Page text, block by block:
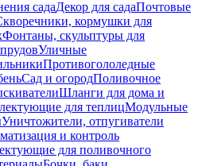
садаДекор для садаПочтовые
кормушки для
Фонтаны, скульптуры для
Уличные
Противогололедные
Сад и огородПоливочное
Шланги для дома и
для теплицМодульные
Уничтожители, отпугиватели
и контроль
для поливочного